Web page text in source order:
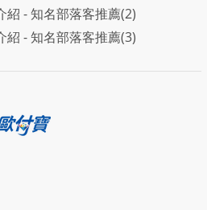
紹 - 知名部落客推薦(2)
紹 - 知名部落客推薦(3)